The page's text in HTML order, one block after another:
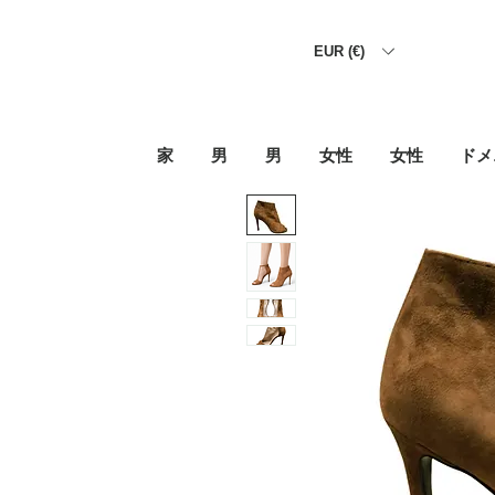
EUR (€)
家 男 男 女性 女性 ド